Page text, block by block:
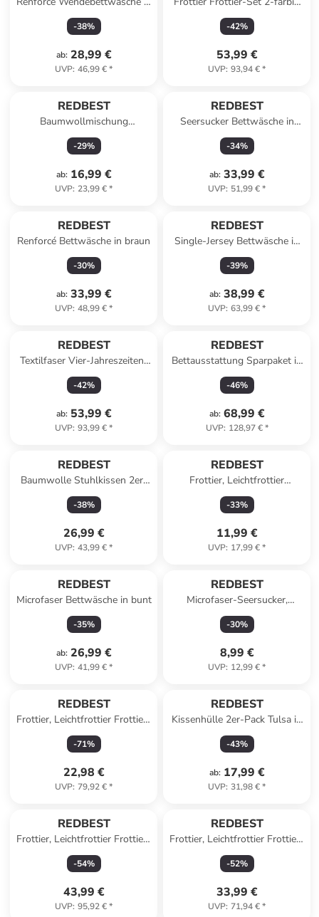
anthrazit-kiesel
-38%
ab: 28,99 €
UVP: 46,99 €*
6-tlg. New York in braun-
beige
-42%
53,99 €
UVP: 93,94 €*
REDBEST
Baumwollmischung
Mitteldecke Pasadena in
hellgrün
-29%
ab: 16,99 €
UVP: 23,99 €*
REDBEST
Seersucker Bettwäsche in
blau-beige
-34%
ab: 33,99 €
UVP: 51,99 €*
REDBEST
Renforcé Bettwäsche in braun
-30%
ab: 33,99 €
UVP: 48,99 €*
REDBEST
Single-Jersey Bettwäsche in
blau-dunkelblau
-39%
ab: 38,99 €
UVP: 63,99 €*
REDBEST
Textilfaser Vier-Jahreszeiten-
Bett Atlanta in weiß
-42%
ab: 53,99 €
UVP: 93,99 €*
REDBEST
Bettausstattung Sparpaket in
graphit I
-46%
ab: 68,99 €
UVP: 128,97 €*
REDBEST
Baumwolle Stuhlkissen 2er-
Pack in rot-grau
-38%
26,99 €
UVP: 43,99 €*
REDBEST
Frottier, Leichtfrottier
Gästetuch 4er-Pack Oceanside
in anthrazit
-33%
11,99 €
UVP: 17,99 €*
REDBEST
Microfaser Bettwäsche in bunt
-35%
ab: 26,99 €
UVP: 41,99 €*
REDBEST
Microfaser-Seersucker,
Microfaser
Kuschelkissenbezug Detroit in
-30%
8,99 €
UVP: 12,99 €*
REDBEST
Frottier, Leichtfrottier Frottier-
Set 20-tlg. Oceanside in türkis
-71%
22,98 €
UVP: 79,92 €*
REDBEST
Kissenhülle 2er-Pack Tulsa in
altrose/mauve
-43%
ab: 17,99 €
UVP: 31,98 €*
REDBEST
Frottier, Leichtfrottier Frottier-
Set 14-teilig Oceanside in
grün
-54%
43,99 €
UVP: 95,92 €*
REDBEST
Frottier, Leichtfrottier Frottier-
Set 6-teilig Oceanside in
anthrazit
-52%
33,99 €
UVP: 71,94 €*